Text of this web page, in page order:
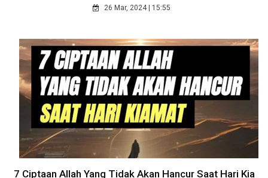
26 Mar, 2024 | 15:55
7 Ciptaan Allah Yang Tidak Akan Hancur Saat Hari Kia